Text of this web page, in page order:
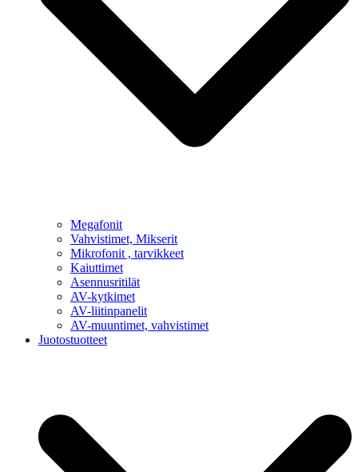
Megafonit
Vahvistimet, Mikserit
Mikrofonit , tarvikkeet
Kaiuttimet
Asennusritilät
AV-kytkimet
AV-liitinpanelit
AV-muuntimet, vahvistimet
Juotostuotteet